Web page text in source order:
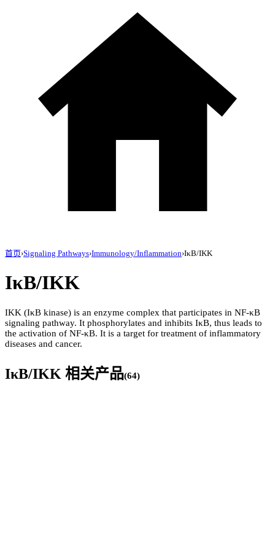
首页›Signaling Pathways›Immunology/Inflammation›IκB/IKK
IκB/IKK
IKK (IκB kinase) is an enzyme complex that participates in NF-κB
signaling pathway. It phosphorylates and inhibits IκB, thus leads to
the activation of NF-κB. It is a target for treatment of inflammatory
diseases and cancer.
IκB/IKK 相关产品(64)